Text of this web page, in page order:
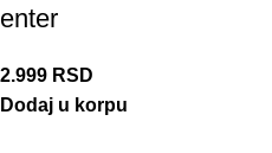
enter
2.999 RSD
Dodaj u korpu